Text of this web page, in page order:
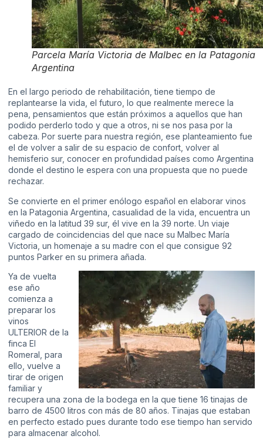
Parcela María Victoria de Malbec en la Patagonia
Argentina
En el largo periodo de rehabilitación, tiene tiempo de
replantearse la vida, el futuro, lo que realmente merece la
pena, pensamientos que están próximos a aquellos que han
podido perderlo todo y que a otros, ni se nos pasa por la
cabeza. Por suerte para nuestra región, ese planteamiento fue
el de volver a salir de su espacio de confort, volver al
hemisferio sur, conocer en profundidad países como Argentina
donde el destino le espera con una propuesta que no puede
rechazar.
Se convierte en el primer enólogo español en elaborar vinos
en la Patagonia Argentina, casualidad de la vida, encuentra un
viñedo en la latitud 39 sur, él vive en la 39 norte. Un viaje
cargado de coincidencias del que nace su Malbec María
Victoria, un homenaje a su madre con el que consigue 92
puntos Parker en su primera añada.
Ya de vuelta
ese año
comienza a
preparar los
vinos
ULTERIOR de la
finca El
Romeral, para
ello, vuelve a
tirar de origen
familiar y
recupera una zona de la bodega en la que tiene 16 tinajas de
barro de 4500 litros con más de 80 años. Tinajas que estaban
en perfecto estado pues durante todo ese tiempo han servido
para almacenar alcohol.